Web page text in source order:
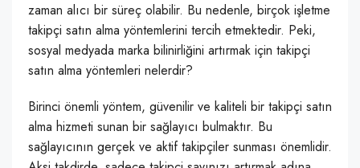
zaman alıcı bir süreç olabilir. Bu nedenle, birçok işletme
takipçi satın alma yöntemlerini tercih etmektedir. Peki,
sosyal medyada marka bilinirliğini artırmak için takipçi
satın alma yöntemleri nelerdir?
Birinci önemli yöntem, güvenilir ve kaliteli bir takipçi satın
alma hizmeti sunan bir sağlayıcı bulmaktır. Bu
sağlayıcının gerçek ve aktif takipçiler sunması önemlidir.